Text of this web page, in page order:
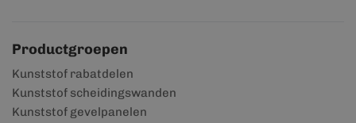
Productgroepen
Kunststof rabatdelen
Kunststof scheidingswanden
Kunststof gevelpanelen